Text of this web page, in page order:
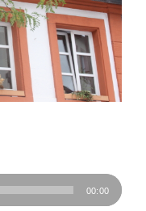
00:00